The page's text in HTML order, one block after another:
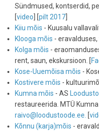
Sündmused, kontserdid,
[video ] [pilt 2017
Kiiu mõis - Kuusalu
Klooga mõis -
Kolga mõis -
rent, saun, ekskursioon. [
Kose-Uuemõisa mõis -
Kostivere mõis -
Kumna mõis - AS
restaureerida. MTÜ
raivo@loodustoode.ee. [
Kõnnu (karja)mõis -